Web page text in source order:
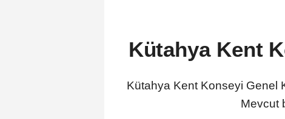
Kütahya Kent
Kütahya Kent Konseyi Genel
Mevcut